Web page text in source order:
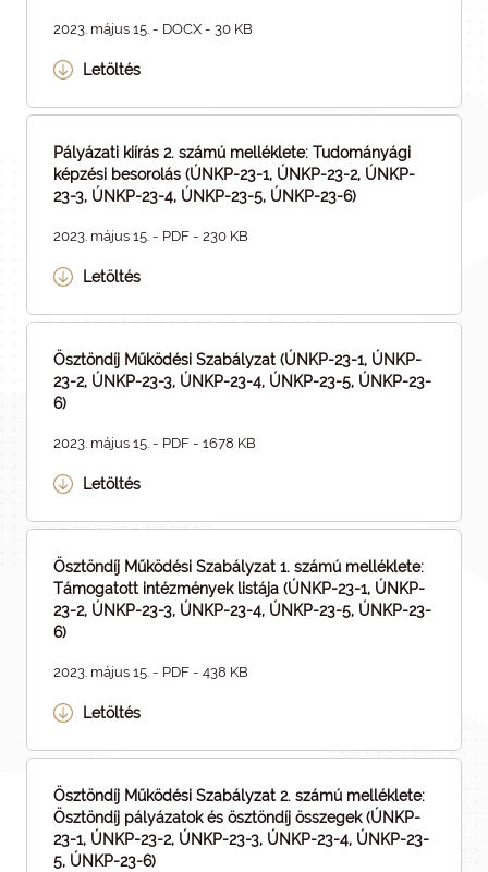
2023. május 15. - DOCX - 30 KB
Letöltés
Pályázati kiírás 2. számú melléklete: Tudományági
képzési besorolás (ÚNKP-23-1, ÚNKP-23-2, ÚNKP-
23-3, ÚNKP-23-4, ÚNKP-23-5, ÚNKP-23-6)
2023. május 15. - PDF - 230 KB
Letöltés
Ösztöndíj Működési Szabályzat (ÚNKP-23-1, ÚNKP-
23-2, ÚNKP-23-3, ÚNKP-23-4, ÚNKP-23-5, ÚNKP-23-
6)
2023. május 15. - PDF - 1678 KB
Letöltés
Ösztöndíj Működési Szabályzat 1. számú melléklete:
Támogatott intézmények listája (ÚNKP-23-1, ÚNKP-
23-2, ÚNKP-23-3, ÚNKP-23-4, ÚNKP-23-5, ÚNKP-23-
6)
2023. május 15. - PDF - 438 KB
Letöltés
Ösztöndíj Működési Szabályzat 2. számú melléklete:
Ösztöndíj pályázatok és ösztöndíj összegek (ÚNKP-
23-1, ÚNKP-23-2, ÚNKP-23-3, ÚNKP-23-4, ÚNKP-23-
5, ÚNKP-23-6)